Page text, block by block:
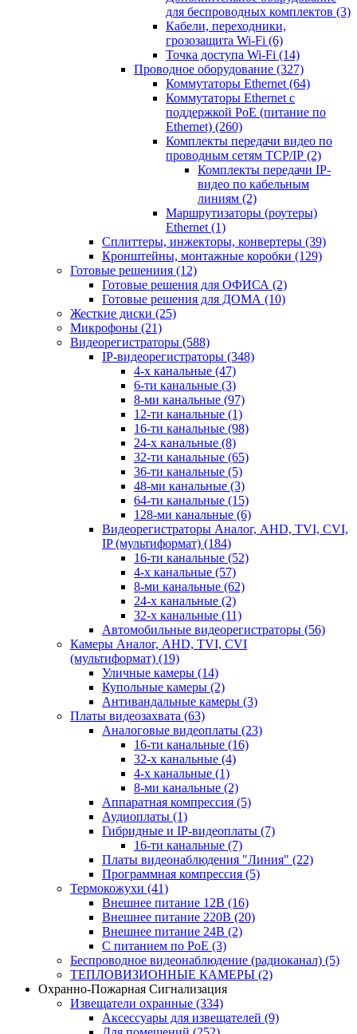
для беспроводных комплектов (3)
Кабели, переходники,
грозозащита Wi-Fi (6)
Точка доступа Wi-Fi (14)
Проводное оборудование (327)
Коммутаторы Ethernet (64)
Коммутаторы Ethernet с
поддержкой PoE (питание по
Ethernet) (260)
Комплекты передачи видео по
проводным сетям TCP/IP (2)
Комплекты передачи IP-
видео по кабельным
линиям (2)
Маршрутизаторы (роутеры)
Ethernet (1)
Сплиттеры, инжекторы, конвертеры (39)
Кронштейны, монтажные коробки (129)
Готовые решениия (12)
Готовые решения для ОФИСА (2)
Готовые решения для ДОМА (10)
Жесткие диски (25)
Микрофоны (21)
Видеорегистраторы (588)
IP-видеорегистраторы (348)
4-х канальные (47)
6-ти канальные (3)
8-ми канальные (97)
12-ти канальные (1)
16-ти канальные (98)
24-х канальные (8)
32-ти канальные (65)
36-ти канальные (5)
48-ми канальные (3)
64-ти канальные (15)
128-ми канальные (6)
Видеорегистраторы Аналог, AHD, TVI, CVI,
IP (мультиформат) (184)
16-ти канальные (52)
4-х канальные (57)
8-ми канальные (62)
24-х канальные (2)
32-х канальные (11)
Автомобильные видеорегистраторы (56)
Камеры Аналог, AHD, TVI, CVI
(мультиформат) (19)
Уличные камеры (14)
Купольные камеры (2)
Антивандальные камеры (3)
Платы видеозахвата (63)
Аналоговые видеоплаты (23)
16-ти канальные (16)
32-х канальные (4)
4-х канальные (1)
8-ми канальные (2)
Аппаратная компрессия (5)
Аудиоплаты (1)
Гибридные и IP-видеоплаты (7)
16-ти канальные (7)
Платы видеонаблюдения "Линия" (22)
Программная компрессия (5)
Термокожухи (41)
Внешнее питание 12В (16)
Внешнее питание 220В (20)
Внешнее питание 24В (2)
С питанием по PoE (3)
Беспроводное видеонаблюдение (радиоканал) (5)
ТЕПЛОВИЗИОННЫЕ КАМЕРЫ (2)
Охранно-Пожарная Сигнализация
Извещатели охранные (334)
Аксессуары для извещателей (9)